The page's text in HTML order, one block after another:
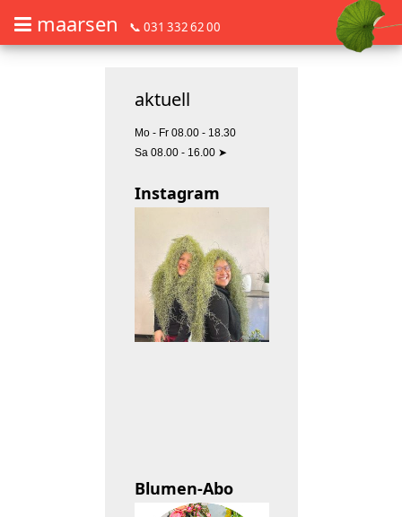
maarsen 📞 031 332 62 00
aktuell
Mo - Fr 08.00 - 18.30
Sa 08.00 - 16.00 ➤
Instagram
Blumen-Abo